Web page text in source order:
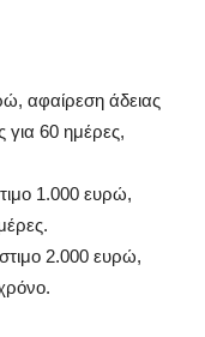
αφαίρεση άδειας
για 60 ημέρες,
1.000 ευρώ,
2.000 ευρώ,